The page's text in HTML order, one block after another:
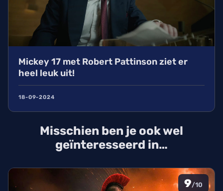
Mickey 17 met Robert Pattinson ziet er
heel leuk uit!
18-09-2024
Misschien ben je ook wel
geïnteresseerd in…
9/10